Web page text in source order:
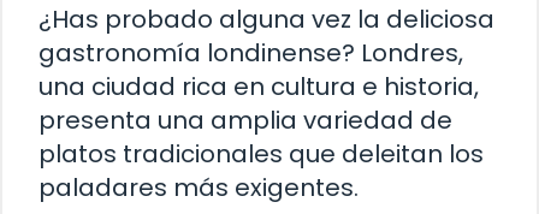
¿Has probado alguna vez la deliciosa
gastronomía londinense? Londres,
una ciudad rica en cultura e historia,
presenta una amplia variedad de
platos tradicionales que deleitan los
paladares más exigentes.